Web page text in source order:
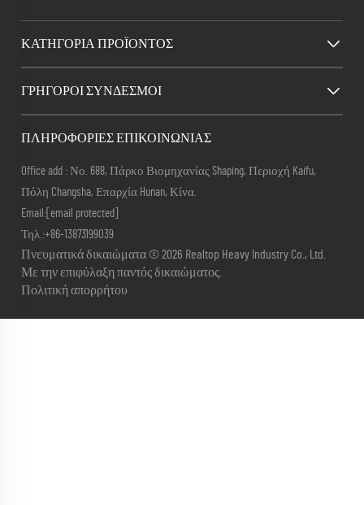
ΚΑΤΗΓΟΡΊΑ ΠΡΟΪΌΝΤΟΣ
ΓΡΉΓΟΡΟΙ ΣΎΝΔΕΣΜΟΙ
ΠΛΗΡΟΦΟΡΙΕΣ ΕΠΙΚΟΙΝΩΝΙΑΣ
Office add : Νο. 688, Πάρκο Βιομηχανίας Shaping, Περιοχή Kaifu,
Πόλη Changsha, Επαρχία Hunan, Κίνα.
Email: [email protected]
Τηλ.:+86-13873199039
Πνευματικά δικαιώματα © 2026 Realtop Heavy Industry Co., Ltd.
Με την επιφύλαξη παντός δικαιώματος.
Πολιτική απορρήτου